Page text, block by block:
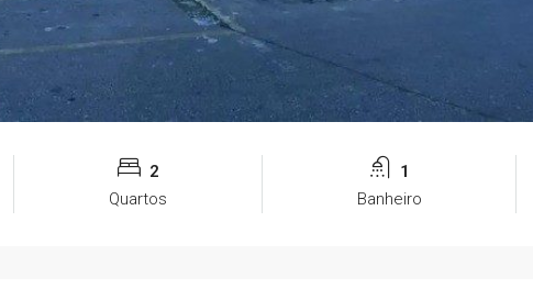
2
Quartos
1
Banheiro